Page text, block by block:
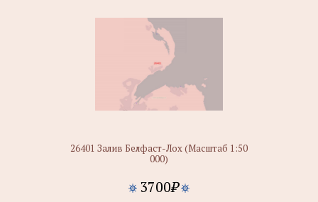
26401 Залив Белфаст-Лох (Масштаб 1:50
000)
3700₽